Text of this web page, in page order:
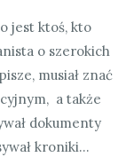
jest ktoś, kto
o szerokich
musiał znać
a także
dokumenty
kroniki…